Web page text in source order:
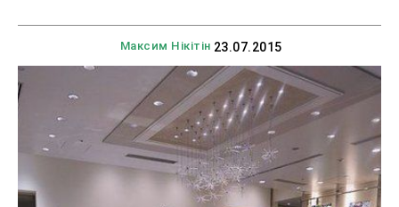
Максим Нікітін 23.07.2015